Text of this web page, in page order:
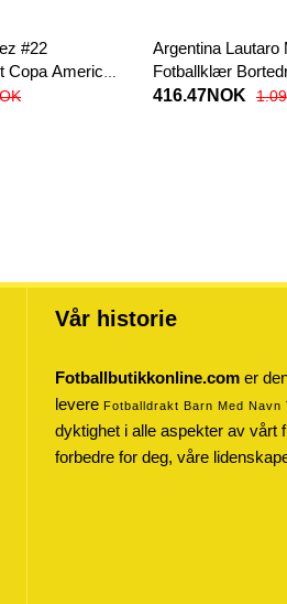
#22
America
Argentina Lautaro
Fotballklær
2024 Kortermet
416.47NOK
Vår historie
Fotballbutikkonline.com er
levere Fotballdrakt Barn Med Navn
dyktighet i alle aspekter av vårt
forbedre for deg, våre